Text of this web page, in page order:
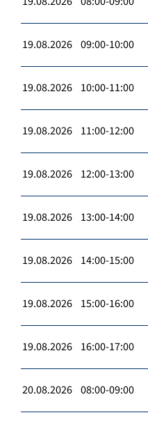
19.08.2026 09:00-10:00
19.08.2026 10:00-11:00
19.08.2026 11:00-12:00
19.08.2026 12:00-13:00
19.08.2026 13:00-14:00
19.08.2026 14:00-15:00
19.08.2026 15:00-16:00
19.08.2026 16:00-17:00
20.08.2026 08:00-09:00